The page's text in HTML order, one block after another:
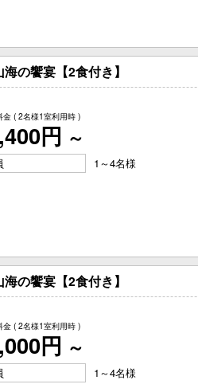
の饗宴【2食付き】
金 ( 2名様1室利用時 )
円 ～
1～4名様
の饗宴【2食付き】
金 ( 2名様1室利用時 )
円 ～
1～4名様